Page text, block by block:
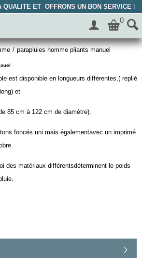
QUALITE ET OFFRONS UN BON SERVICE !"
0
/ parapluies homme pliants manuel
est disponible en longueurs différentes,( replié
et
85 cm à 122 cm de diamètre).
foncés uni mais égalementavec un imprimé
des matériaux différentsdéterminent le poids